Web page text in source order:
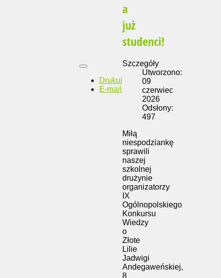
a
już
studenci!
Drukuj
E-mail
Szczegóły
Utworzono:
09
czerwiec
2026
Odsłony:
497
Miłą
niespodziankę
sprawili
naszej
szkolnej
drużynie
organizatorzy
IX
Ogólnopolskiego
Konkursu
Wiedzy
o
Złote
Lilie
Jadwigi
Andegaweńskiej,
8